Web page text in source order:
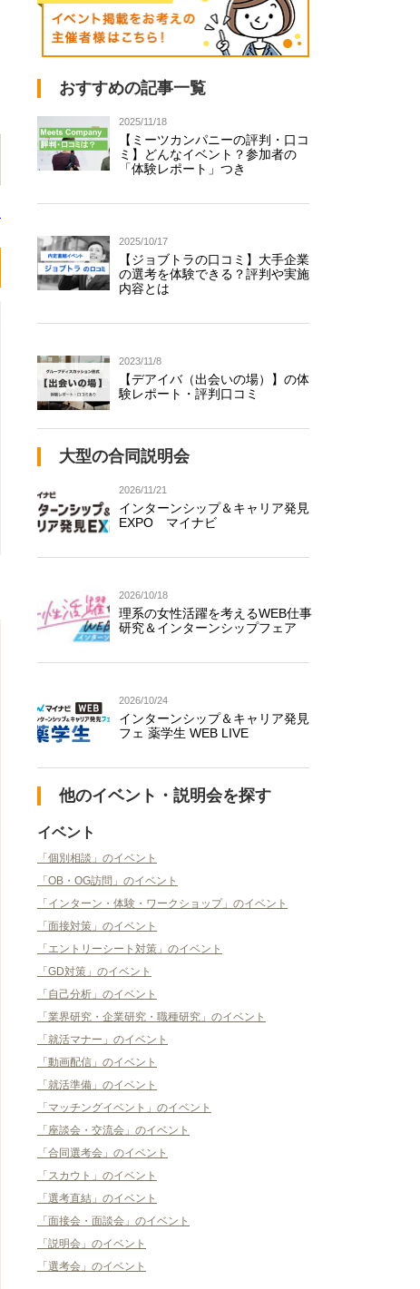
おすすめの記事一覧
2025/11/18
【ミーツカンパニーの評判・口コ
ミ】どんなイベント？参加者の
「体験レポート」つき
2025/10/17
【ジョブトラの口コミ】大手企業
の選考を体験できる？評判や実施
内容とは
2023/11/8
【デアイバ（出会いの場）】の体
験レポート・評判口コミ
大型の合同説明会
2026/11/21
インターンシップ＆キャリア発見
EXPO マイナビ
2026/10/18
理系の女性活躍を考えるWEB仕事
研究＆インターンシップフェア
2026/10/24
インターンシップ＆キャリア発見
フェ 薬学生 WEB LIVE
他のイベント・説明会を探す
イベント
「個別相談」のイベント
「OB・OG訪問」のイベント
「インターン・体験・ワークショップ」のイベント
「面接対策」のイベント
「エントリーシート対策」のイベント
「GD対策」のイベント
「自己分析」のイベント
「業界研究・企業研究・職種研究」のイベント
「就活マナー」のイベント
「動画配信」のイベント
「就活準備」のイベント
「マッチングイベント」のイベント
「座談会・交流会」のイベント
「合同選考会」のイベント
「スカウト」のイベント
「選考直結」のイベント
「面接会・面談会」のイベント
「説明会」のイベント
「選考会」のイベント